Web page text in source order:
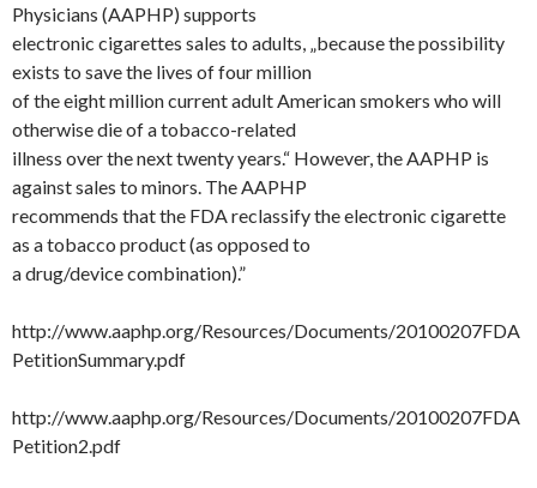
Physicians (AAPHP) supports
electronic cigarettes sales to adults, „because the possibility
exists to save the lives of four million
of the eight million current adult American smokers who will
otherwise die of a tobacco-related
illness over the next twenty years.“ However, the AAPHP is
against sales to minors. The AAPHP
recommends that the FDA reclassify the electronic cigarette
as a tobacco product (as opposed to
a drug/device combination).”
http://www.aaphp.org/Resources/Documents/20100207FDA
PetitionSummary.pdf
http://www.aaphp.org/Resources/Documents/20100207FDA
Petition2.pdf